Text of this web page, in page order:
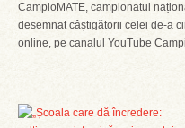
CampioMATE, campionatul
desemnat câștigătorii celei de-a
online, pe canalul YouTube